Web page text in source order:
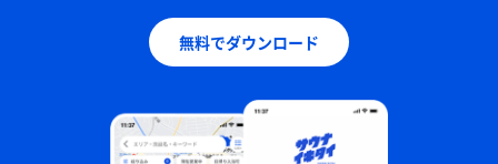
無料でダウンロード